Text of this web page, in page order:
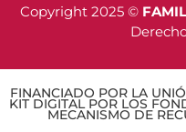
Copyright 2025 ©
FINANCIADO POR LA
KIT DIGITAL POR LOS
MECANISMO DE